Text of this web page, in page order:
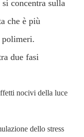
concentra sulla
che è più
polimeri.
due fasi
nocivi della luce
dello stress